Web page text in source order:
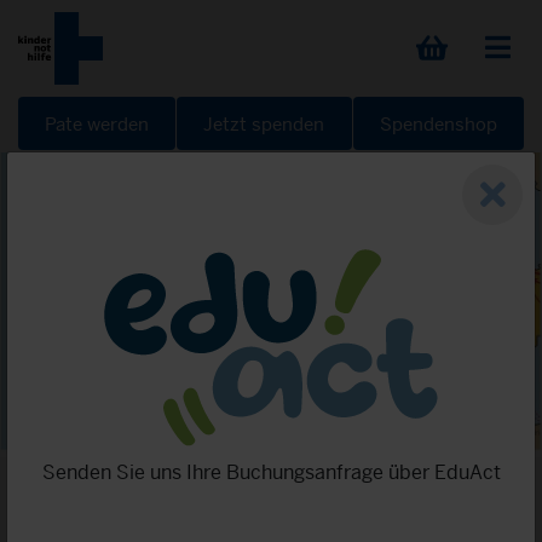
Pate werden Jetzt spenden Spendenshop
Senden Sie uns Ihre Buchungsanfrage über EduAct